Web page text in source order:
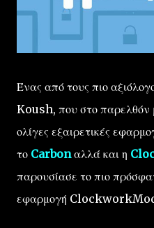
Ένας από τους πιο
Koush, που στο παρελθόν
ολίγες εξαιρετικές
το Carbonαλλά και η
παρουσίασε το πιο
εφαρμογή